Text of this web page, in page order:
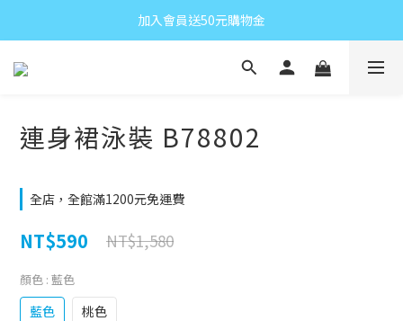
加入會員送50元購物金
連身裙泳裝 B78802
全店，全館滿1200元免運費
NT$590 NT$1,580
顏色 : 藍色
藍色 桃色